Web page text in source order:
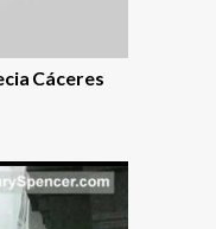
Cáceres